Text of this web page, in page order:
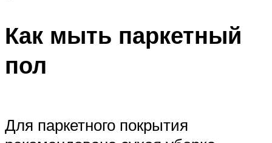
Как мыть паркетный
пол
Для паркетного покрытия